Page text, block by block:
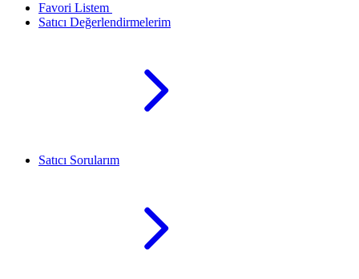
Favori Listem
Satıcı Değerlendirmelerim
Satıcı Sorularım